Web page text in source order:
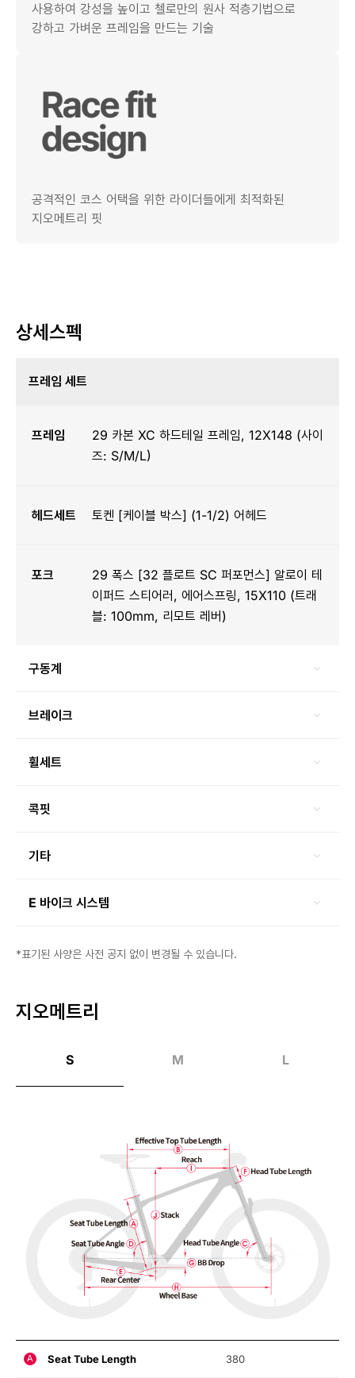
사용하여 강성을 높이고 첼로만의 원사 적층기법으로
강하고 가벼운 프레임을 만드는 기술
공격적인 코스 어택을 위한 라이더들에게 최적화된
지오메트리 핏
상세스펙
프레임 세트
프레임
29 카본 XC 하드테일 프레임, 12X148 (사이
즈: S/M/L)
헤드세트 토켄 [케이블 박스] (1-1/2) 어헤드
포크
29 폭스 [32 플로트 SC 퍼포먼스] 알로이 테
이퍼드 스티어러, 에어스프링, 15X110 (트래
블: 100mm, 리모트 레버)
구동계
브레이크
휠세트
콕핏
기타
E 바이크 시스템
*표기된 사양은 사전 공지 없이 변경될 수 있습니다.
지오메트리
S M L
A Seat Tube Length 380